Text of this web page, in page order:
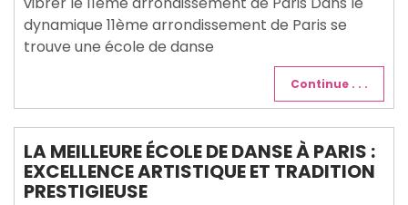
dynamique 11ème arrondissement de Paris se
trouve une école de danse
Continue . . .
LA MEILLEURE ÉCOLE DE DANSE À PARIS :
EXCELLENCE ARTISTIQUE ET TRADITION
PRESTIGIEUSE